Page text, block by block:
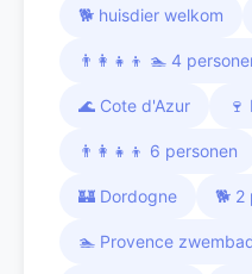
🐕 huisdier welkom
👨‍👩‍👧‍👦 🏊 4
🌊 Cote d'Azur 🍷
👨‍👩‍👧‍👦 6 personen
🏰 Dordogne 🐕 2
🏊 Provence